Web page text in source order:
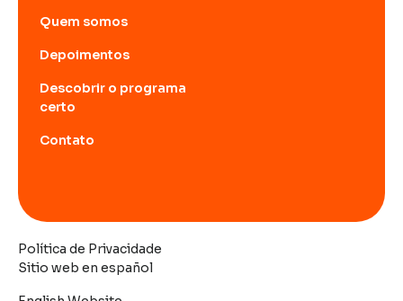
Quem somos
Depoimentos
Descobrir o programa
certo
Contato
Sitio web en español
Política de Privacidade